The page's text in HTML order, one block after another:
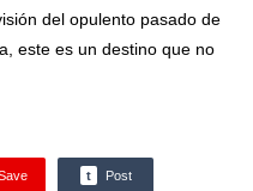
del opulento pasado de
este es un destino que no
t Post